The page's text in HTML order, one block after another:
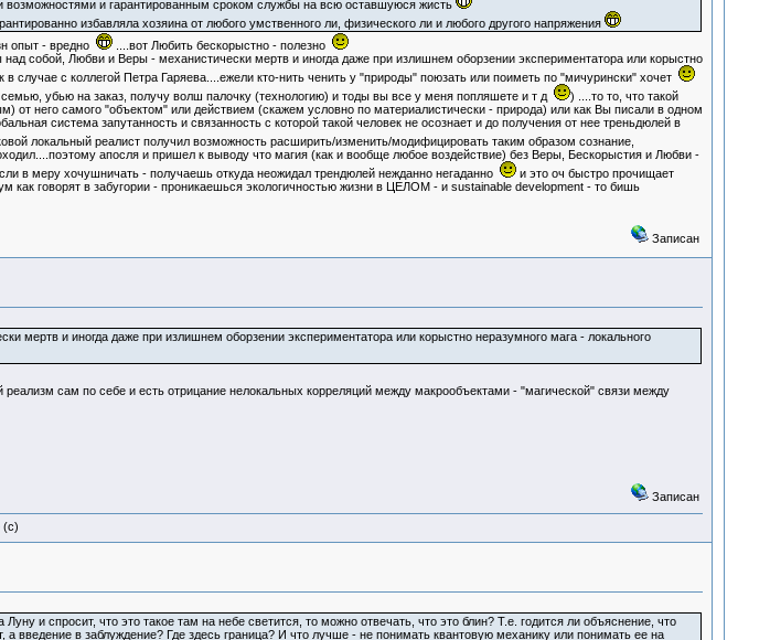
и гарантированным сроком службы на всю оставшуюся жисть
избавляла хозяина от любого умственного ли, физического ли и любого другого напряжения
опыт - вредно
....вот Любить бескорыстно - полезно
собой, Любви и Веры - механистически мертв и иногда даже при излишнем оборзении экспериментатора или корыстно
в случае с коллегой Петра Гаряева....ежели кто-нить ченить у "природы" поюзать или поиметь по "мичурински" хочет
убью на заказ, получу волш палочку (технологию) и тоды вы все у меня попляшете и т д
) ....то то, что такой
от него самого "объектом" или действием (скажем условно по материалистически - природа) или как Вы писали в одном
система запутанность и связанность с которой такой человек не осознает и до получения от нее треньдюлей в
локальный реалист получил возможность расширить/изменить/модифицировать таким образом сознание,
апосля и пришел к выводу что магия (как и вообще любое воздействие) без Веры, Бескорыстия и Любви -
в меру хочушничать - получаешь откуда неожидал трендюлей нежданно негаданно
и это оч быстро прочищает
как говорят в забугории - проникаешься экологичностью жизни в ЦЕЛОМ - и sustainable development - то бишь
Записан
мертв и иногда даже при излишнем оборзении экспериментатора или корыстно неразумного мага - локального
сам по себе и есть отрицание нелокальных корреляций между макрообъектами - "магической" связи между
Записан
(c)
и спросит, что это такое там на небе светится, то можно отвечать, что это блин? Т.е. годится ли объяснение, что
а введение в заблуждение? Где здесь граница? И что лучше - не понимать квантовую механику или понимать ее на